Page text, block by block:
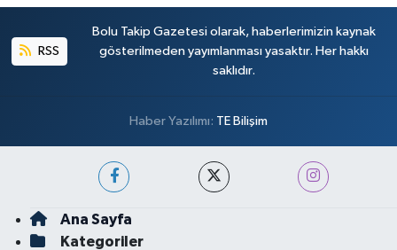
RSS
Bolu Takip Gazetesi olarak, haberlerimizin kaynak
gösterilmeden yayımlanması yasaktır. Her hakkı
saklıdır.
Haber Yazılımı: TE Bilişim
Ana Sayfa
Kategoriler